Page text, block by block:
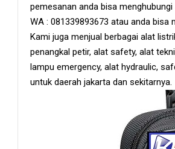
pemesanan anda bisa
WA : 081339893673 atau anda bisa
Kami juga menjual berbagai alat
penangkal petir, alat safety, alat
lampu emergency, alat hydraulic,
untuk daerah jakarta dan sekitarnya.